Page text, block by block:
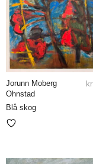
Jorunn Moberg
Ohnstad
Blå skog
kr